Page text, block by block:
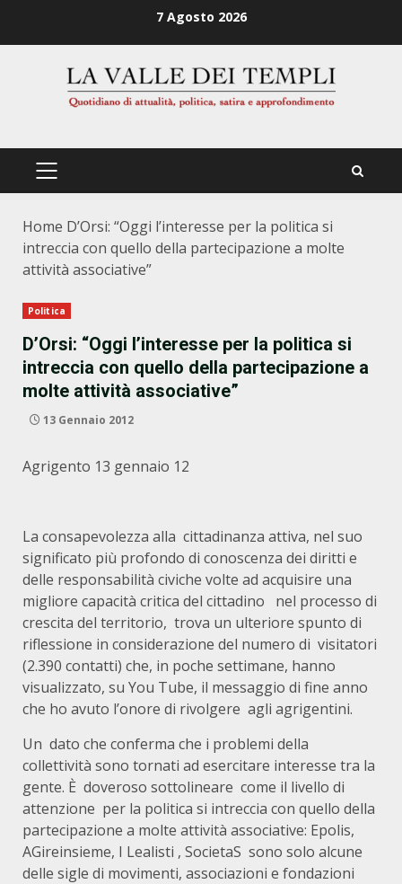
7 Agosto 2026
PRIMÄRES
Home D’Orsi: “Oggi l’interesse per la politica si
intreccia con quello della partecipazione a molte
attività associative”
Politica
D’Orsi: “Oggi l’interesse per la politica si
intreccia con quello della partecipazione a
molte attività associative”
13 Gennaio 2012
Agrigento 13 gennaio 12
La consapevolezza alla cittadinanza attiva, nel suo
significato più profondo di conoscenza dei diritti e
delle responsabilità civiche volte ad acquisire una
migliore capacità critica del cittadino nel processo di
crescita del territorio, trova un ulteriore spunto di
riflessione in considerazione del numero di visitatori
(2.390 contatti) che, in poche settimane, hanno
visualizzato, su You Tube, il messaggio di fine anno
che ho avuto l’onore di rivolgere agli agrigentini.
Un dato che conferma che i problemi della
collettività sono tornati ad esercitare interesse tra la
gente. È doveroso sottolineare come il livello di
attenzione per la politica si intreccia con quello della
partecipazione a molte attività associative: Epolis,
AGireinsieme, I Lealisti , SocietaS sono solo alcune
delle sigle di movimenti, associazioni e fondazioni